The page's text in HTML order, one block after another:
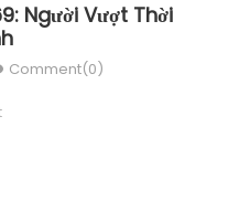
Người Vượt Thời
Comment(0)